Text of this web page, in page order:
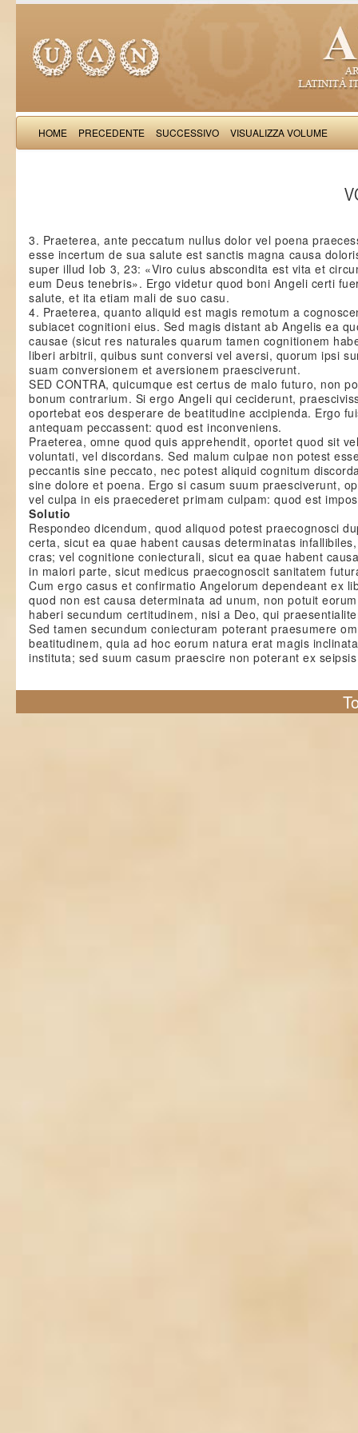
HOME PRECEDENTE SUCCESSIVO VISUALIZZA VOLUME
3. Praeterea, ante peccatum nullus dolor vel poena
esse incertum de sua salute est sanctis magna causa
super illud Iob 3, 23: «Viro cuius abscondita est vita et
eum Deus tenebris». Ergo videtur quod boni Angeli certi
salute, et ita etiam mali de suo casu.
4. Praeterea, quanto aliquid est magis remotum a
subiacet cognitioni eius. Sed magis distant ab Angelis ea
causae (sicut res naturales quarum tamen cognitionem
liberi arbitrii, quibus sunt conversi vel aversi, quorum ipsi
suam conversionem et aversionem praesciverunt.
SED CONTRA, quicumque est certus de malo futuro, non
bonum contrarium. Si ergo Angeli qui ceciderunt,
oportebat eos desperare de beatitudine accipienda. Ergo
antequam peccassent: quod est inconveniens.
Praeterea, omne quod quis apprehendit, oportet quod sit
voluntati, vel discordans. Sed malum culpae non potest
peccantis sine peccato, nec potest aliquid cognitum
sine dolore et poena. Ergo si casum suum praesciverunt,
vel culpa in eis praecederet primam culpam: quod est
Solutio
Respondeo dicendum, quod aliquod potest praecognosci
certa, sicut ea quae habent causas determinatas
cras; vel cognitione coniecturali, sicut ea quae habent
in maiori parte, sicut medicus praecognoscit sanitatem
Cum ergo casus et confirmatio Angelorum dependeant ex
quod non est causa determinata ad unum, non potuit
haberi secundum certitudinem, nisi a Deo, qui
Sed tamen secundum coniecturam poterant praesumere
beatitudinem, quia ad hoc eorum natura erat magis
instituta; sed suum casum praescire non poterant ex